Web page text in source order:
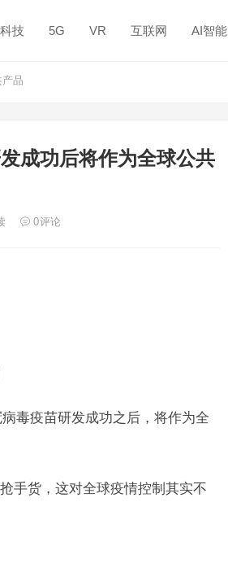
科技 5G VR 互联网 AI智能
品
成功后将作为全球公共
0评论
毒疫苗研发成功之后，将作为全
手货，这对全球疫情控制其实不